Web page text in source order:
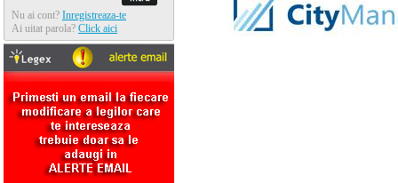
Nu ai cont? Inregistreaza-te
Ai uitat parola? Click aici